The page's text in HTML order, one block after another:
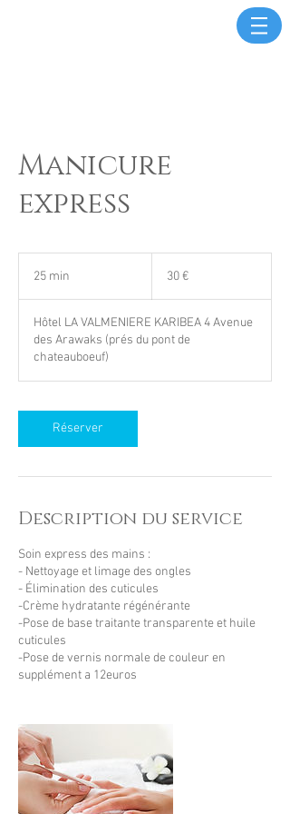
Manicure
express
25 min
i
n
30 €
Hôtel LA VALMENIERE KARIBEA 4 Avenue
des Arawaks (prés du pont de
chateauboeuf)
Réserver
Description du service
Soin express des mains :
- Nettoyage et limage des ongles
- Élimination des cuticules
-Crème hydratante régénérante
-Pose de base traitante transparente et huile
cuticules
-Pose de vernis normale de couleur en
supplément a 12euros